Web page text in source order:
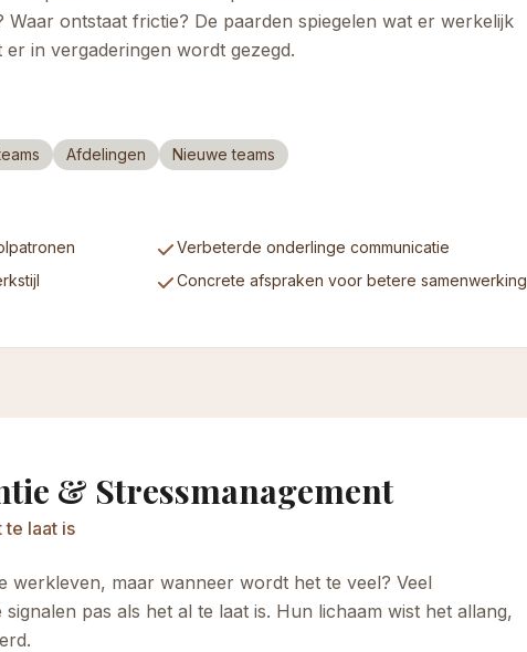
Waar ontstaat frictie? De paarden spiegelen wat er werkelijk
in vergaderingen wordt gezegd.
Afdelingen Nieuwe teams
Verbeterde onderlinge communicatie
Concrete afspraken voor betere samenwerking
& Stressmanagement
te laat is
werkleven, maar wanneer wordt het te veel? Veel
pas als het al te laat is. Hun lichaam wist het allang,